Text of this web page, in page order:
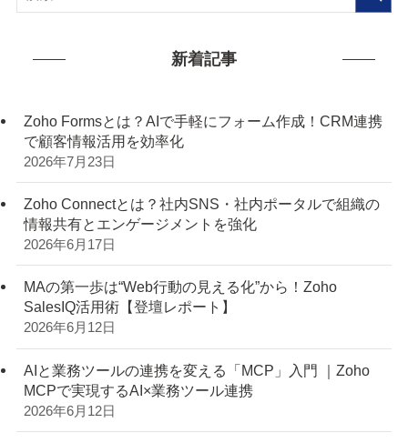
新着記事
Zoho Formsとは？AIで手軽にフォーム作成！CRM連携
で顧客情報活用を効率化
2026年7月23日
Zoho Connectとは？社内SNS・社内ポータルで組織の
情報共有とエンゲージメントを強化
2026年6月17日
MAの第一歩は“Web行動の見える化”から！Zoho
SalesIQ活用術【登壇レポート】
2026年6月12日
AIと業務ツールの連携を変える「MCP」入門 ｜Zoho
MCPで実現するAI×業務ツール連携
2026年6月12日